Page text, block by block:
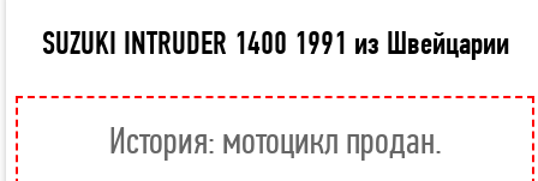
SUZUKI INTRUDER 1400 1991 из Швейцарии
История: мотоцикл продан.